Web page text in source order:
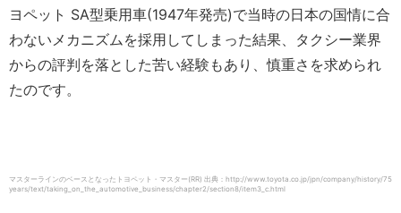
ヨペット SA型乗用車(1947年発売)で当時の日本の国情に合
わないメカニズムを採用してしまった結果、タクシー業界
からの評判を落とした苦い経験もあり、慎重さを求められ
たのです。
マスターラインのベースとなったトヨペット・マスター(RR) 出典：http://www.toyota.co.jp/jpn/company/history/75
years/text/taking_on_the_automotive_business/chapter2/section8/item3_c.html